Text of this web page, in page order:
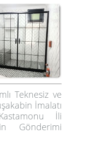
Teknesiz ve
İmalatı
İli
Gönderimi